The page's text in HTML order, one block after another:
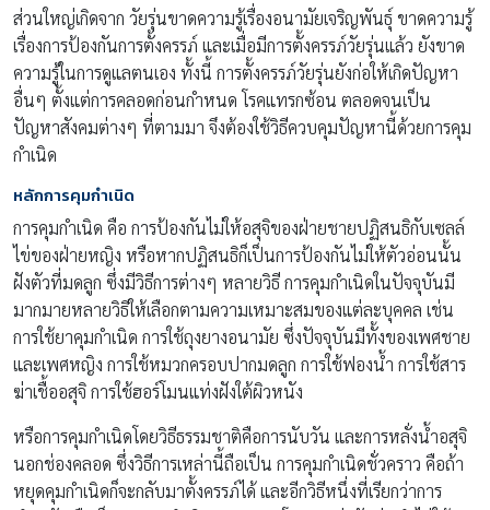
ส่วนใหญ่เกิดจาก วัยรุ่นขาดความรู้เรื่องอนามัยเจริญพันธุ์ ขาดความรู้
เรื่องการป้องกันการตั้งครรภ์ และเมื่อมีการตั้งครรภ์วัยรุ่นแล้ว ยังขาด
ความรู้ในการดูแลตนเอง ทั้งนี้ การตั้งครรภ์วัยรุ่นยังก่อให้เกิดปัญหา
อื่นๆ ตั้งแต่การคลอดก่อนกำหนด โรคแทรกซ้อน ตลอดจนเป็น
ปัญหาสังคมต่างๆ ที่ตามมา จึงต้องใช้วิธีควบคุมปัญหานี้ด้วยการคุม
กำเนิด
หลักการคุมกำเนิด
การคุมกำเนิด คือ การป้องกันไม่ให้อสุจิของฝ่ายชายปฏิสนธิกับเซลล์
ไข่ของฝ่ายหญิง หรือหากปฏิสนธิก็เป็นการป้องกันไม่ให้ตัวอ่อนนั้น
ฝังตัวที่มดลูก ซึ่งมีวิธีการต่างๆ หลายวิธี การคุมกำเนิดในปัจจุบันมี
มากมายหลายวิธีให้เลือกตามความเหมาะสมของแต่ละบุคคล เช่น
การใช้ยาคุมกำเนิด การใช้ถุงยางอนามัย ซึ่งปัจจุบันมีทั้งของเพศชาย
และเพศหญิง การใช้หมวกครอบปากมดลูก การใช้ฟองน้ำ การใช้สาร
ฆ่าเชื้ออสุจิ การใช้ฮอร์โมนแท่งฝังใต้ผิวหนัง
หรือการคุมกำเนิดโดยวิธีธรรมชาติคือการนับวัน และการหลั่งน้ำอสุจิ
นอกช่องคลอด ซึ่งวิธีการเหล่านี้ถือเป็น การคุมกำเนิดชั่วคราว คือถ้า
หยุดคุมกำเนิดก็จะกลับมาตั้งครรภ์ได้ และอีกวิธีหนึ่งที่เรียกว่าการ